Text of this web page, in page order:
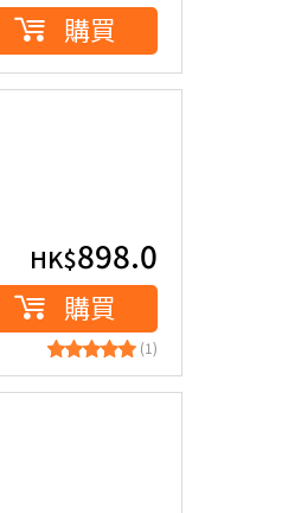
購買
HK$898.0
購買
(1)